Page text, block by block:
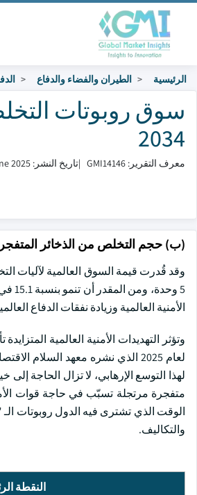
الرئيسية الطيران والفضاء والدفاع
2034
معرف التقرير: GMI14146 |تاريخ النشر: June 2025
(ب) حجم التخلص من الذخائر
الأمنية العالمية وزيادة نفقات الدفاع
وتؤثر التهديدات الأمنية العالمية
لهذا التوسع الإرهابي، لا تزال الحاجة
متفجرة مرتجلة تسبّب في حاجة قوات
والتكاليف.
النقطة